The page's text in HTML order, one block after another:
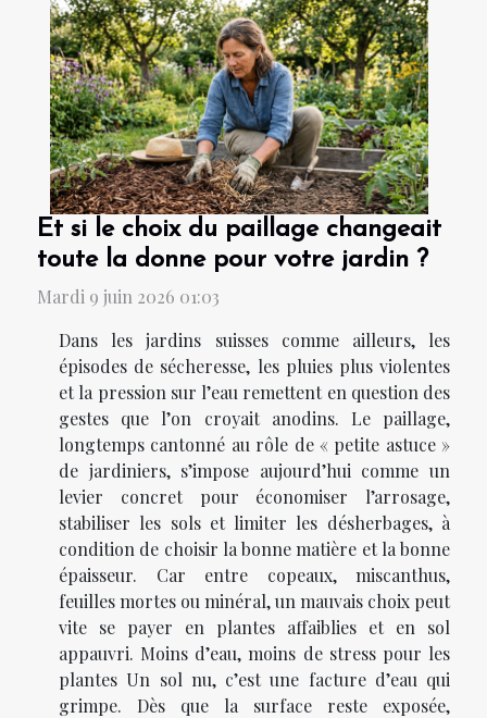
Et si le choix du paillage changeait
toute la donne pour votre jardin ?
Mardi 9 juin 2026 01:03
Dans les jardins suisses comme ailleurs, les
épisodes de sécheresse, les pluies plus violentes
et la pression sur l’eau remettent en question des
gestes que l’on croyait anodins. Le paillage,
longtemps cantonné au rôle de « petite astuce »
de jardiniers, s’impose aujourd’hui comme un
levier concret pour économiser l’arrosage,
stabiliser les sols et limiter les désherbages, à
condition de choisir la bonne matière et la bonne
épaisseur. Car entre copeaux, miscanthus,
feuilles mortes ou minéral, un mauvais choix peut
vite se payer en plantes affaiblies et en sol
appauvri. Moins d’eau, moins de stress pour les
plantes Un sol nu, c’est une facture d’eau qui
grimpe. Dès que la surface reste exposée,